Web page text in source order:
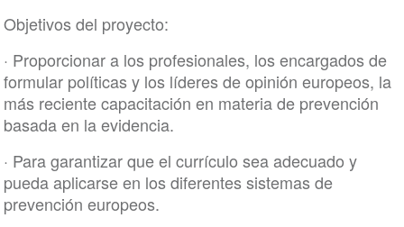
Objetivos del proyecto:
· Proporcionar a los profesionales, los encargados de
formular políticas y los líderes de opinión europeos, la
más reciente capacitación en materia de prevención
basada en la evidencia.
· Para garantizar que el currículo sea adecuado y
pueda aplicarse en los diferentes sistemas de
prevención europeos.